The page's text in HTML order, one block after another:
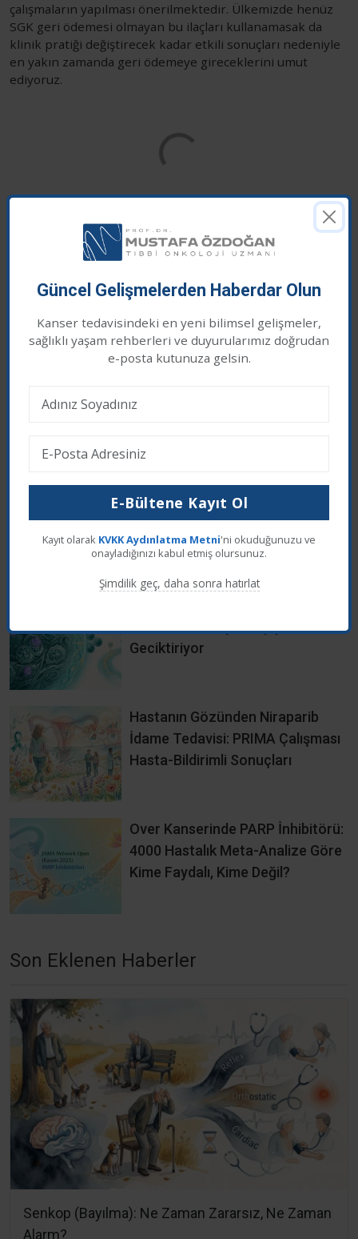
çalışmaların yapılması önerilmektedir. Ülkemizde henüz
SGK geri ödemesi olmayan bu ilaçları kullanamasak da
klinik pratiği değiştirecek kadar etkili sonuçları nedeniyle
en yakın zamanda geri ödemeye gireceklerini umut
ediyoruz.
Sağlık ve Mutlulukla Kalın...
Sayfada yer alan yazılar sadece bilgilendirme amaçlıdır,
Kanserinde Umut Veriyor mu? Faz
2 Sonuçları
Geciktiriyor
Hastanın Gözünden Niraparib
İdame Tedavisi: PRIMA Çalışması
Hasta-Bildirimli Sonuçları
Over Kanserinde PARP İnhibitörü:
4000 Hastalık Meta-Analize Göre
Kime Faydalı, Kime Değil?
Son Eklenen Haberler
Senkop (Bayılma): Ne Zaman Zararsız, Ne Zaman
Alarm?
Çerez İzni
çerezler kullanıyoruz. Üçüncü taraf çerezleri kabul
Reddet Kabul Et
Güncel Gelişmelerden Haberdar Olun
Kanser tedavisindeki en yeni bilimsel gelişmeler,
sağlıklı yaşam rehberleri ve duyurularımız doğrudan
e-posta kutunuza gelsin.
E-Bültene Kayıt Ol
Kayıt olarak KVKK Aydınlatma Metni'ni okuduğunuzu ve
onayladığınızı kabul etmiş olursunuz.
Şimdilik geç, daha sonra hatırlat